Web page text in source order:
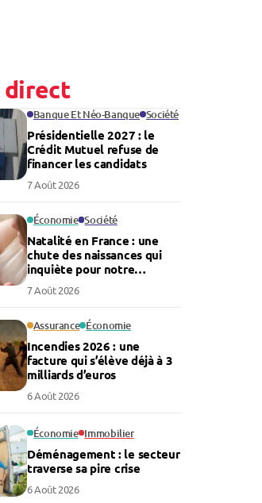
direct
Banque Et Néo-Banque Société
Présidentielle 2027 : le
Crédit Mutuel refuse de
financer les candidats
7 Août 2026
Économie Société
Natalité en France : une
chute des naissances qui
inquiète pour notre
économie
7 Août 2026
Assurance Économie
Incendies 2026 : une
facture qui s’élève déjà à 3
milliards d’euros
6 Août 2026
Économie Immobilier
Déménagement : le secteur
traverse sa pire crise
6 Août 2026